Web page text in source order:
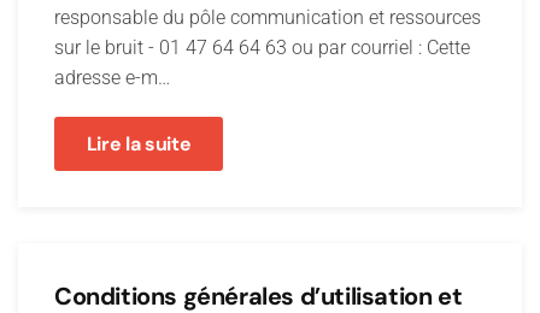
responsable du pôle communication et ressources
sur le bruit - 01 47 64 64 63 ou par courriel : Cette
adresse e-m…
Lire la suite
Conditions générales d’utilisation et